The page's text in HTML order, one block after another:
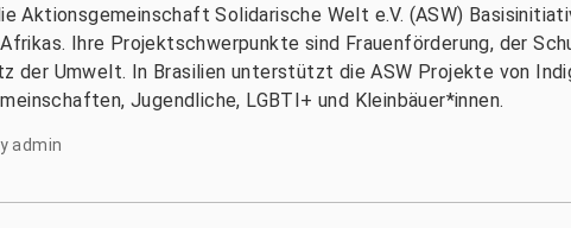
Aktionsgemeinschaft Solidarische Welt e.V. (ASW)
Ihre Projektschwerpunkte sind Frauenförderung, der
der Umwelt. In Brasilien unterstützt die ASW Projekte von
Jugendliche, LGBTI+ und Kleinbäuer*innen.
admin